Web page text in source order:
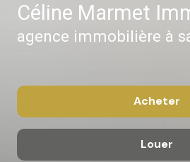
Services
externalisés
Céline Marmet
agence immobilière à
Acheter
Louer